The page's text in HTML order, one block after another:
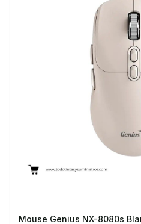
Mouse Genius NX-8080s